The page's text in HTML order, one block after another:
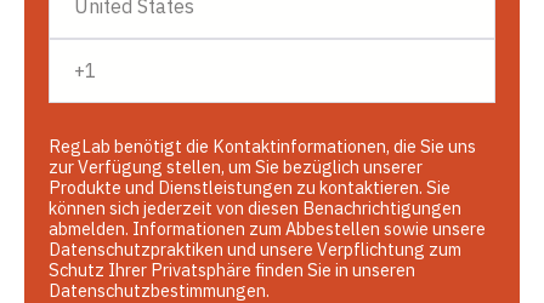
RegLab benötigt die Kontaktinformationen, die Sie uns
zur Verfügung stellen, um Sie bezüglich unserer
Produkte und Dienstleistungen zu kontaktieren. Sie
können sich jederzeit von diesen Benachrichtigungen
abmelden. Informationen zum Abbestellen sowie unsere
Datenschutzpraktiken und unsere Verpflichtung zum
Schutz Ihrer Privatsphäre finden Sie in unseren
Datenschutzbestimmungen.